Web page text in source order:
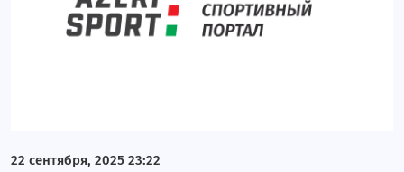
22 сентября, 2025 23:22